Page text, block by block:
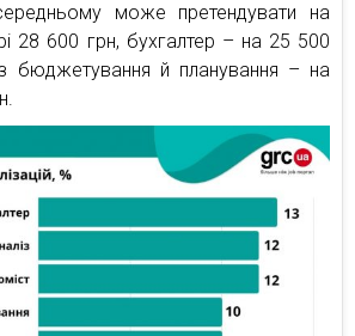
може претендувати на
28 600 грн, бухгалтер – на 25 500
бюджетування й планування – на